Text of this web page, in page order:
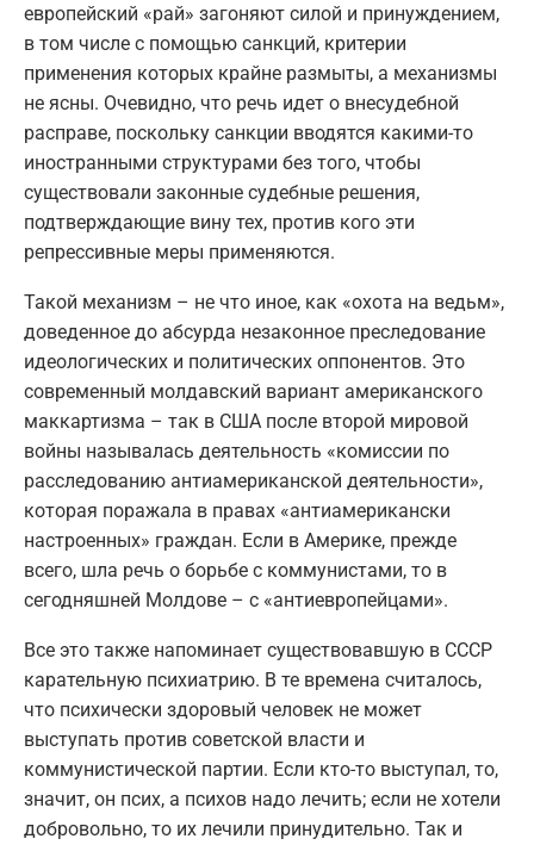
европейский «рай» загоняют силой и принуждением,
в том числе с помощью санкций, критерии
применения которых крайне размыты, а механизмы
не ясны. Очевидно, что речь идет о внесудебной
расправе, поскольку санкции вводятся какими-то
иностранными структурами без того, чтобы
существовали законные судебные решения,
подтверждающие вину тех, против кого эти
репрессивные меры применяются.
Такой механизм – не что иное, как «охота на ведьм»,
доведенное до абсурда незаконное преследование
идеологических и политических оппонентов. Это
современный молдавский вариант американского
маккартизма – так в США после второй мировой
войны называлась деятельность «комиссии по
расследованию антиамериканской деятельности»,
которая поражала в правах «антиамерикански
настроенных» граждан. Если в Америке, прежде
всего, шла речь о борьбе с коммунистами, то в
сегодняшней Молдове – с «антиевропейцами».
Все это также напоминает существовавшую в СССР
карательную психиатрию. В те времена считалось,
что психически здоровый человек не может
выступать против советской власти и
коммунистической партии. Если кто-то выступал, то,
значит, он псих, а психов надо лечить; если не хотели
добровольно, то их лечили принудительно. Так и